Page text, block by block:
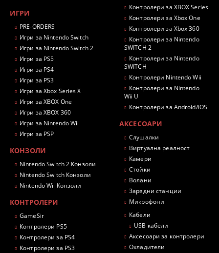
ИГРИ
PRE-ORDERS
Игри за Nintendo Switch
Игри за Nintendo Switch 2
Игри за PS5
Игри за PS4
Игри за PS3
Игри за Xbox Series X
Игри за XBOX One
Игри за XBOX 360
Игри за Nintendo Wii
Игри за PSP
КОНЗОЛИ
Nintendo Switch 2 Конзоли
Nintendo Switch Конзоли
Nintendo Wii Конзоли
КОНТРОЛЕРИ
GameSir
Контролери PS5
Контролери за PS4
Контролери за PS3
Контролери за XBOX Series
Контролери за Xbox One
Контролери за Xbox 360
Контролери за Nintendo
SWITCH 2
Контролери за Nintendo
SWITCH
Контролери Nintendo Wii
Контролери за Nintendo
Wii U
Контролери за Android/iOS
АКСЕСОАРИ
Слушалки
Виртуална реалност
Камери
Стойки
Волани
Зарядни станции
Микрофони
Кабели
USB кабели
Аксесоари за контролери
Охладители